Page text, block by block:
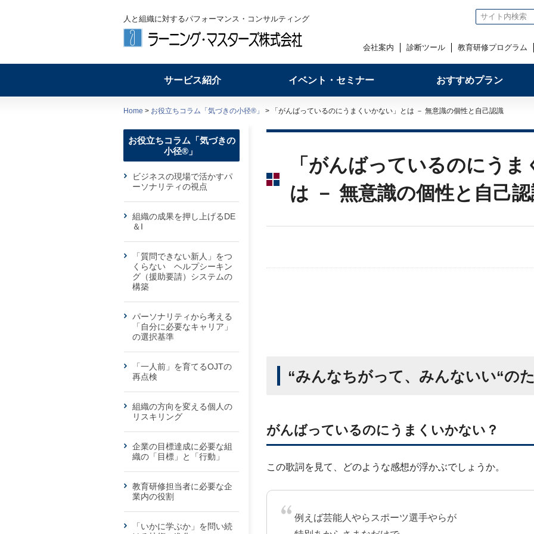
会社案内 診断ツール 教育研修プログラム
人と組織に対するパフォーマンス・コンサルティング
サービス紹介 イベント・セミナー おすすめプラン
Home > お役立ちコラム「気づきの小径®」 > 「がんばっているのにうまくいかない」とは － 無意識の個性と自己認識
「がんばっているのにう
は － 無意識の個性と自己
“みんなちがって、みんないい“の
がんばっているのにうまくいかない？
この歌詞を見て、どのような感想が浮かぶでしょうか。
例えば芸能人やらスポーツ選手やらが
お役立ちコラム「気づきの
小径®」
ビジネスの現場で活かすパ
ーソナリティの視点
組織の成果を押し上げるDE
＆I
「質問できない新人」をつ
くらない ヘルプシーキン
グ（援助要請）システムの
構築
パーソナリティから考える
「自分に必要なキャリア」
の選択基準
「一人前」を育てるOJTの
再点検
組織の方向を変える個人の
リスキリング
企業の目標達成に必要な組
織の「目標」と「行動」
教育研修担当者に必要な企
業内の役割
「いかに学ぶか」を問い続